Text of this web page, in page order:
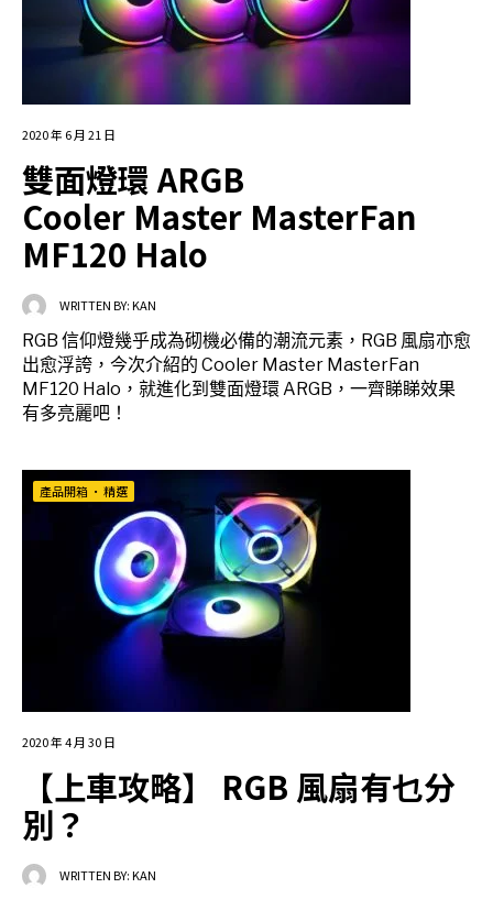
2020 年 6 月 21 日
雙面燈環 ARGB
Cooler Master MasterFan
MF120 Halo
WRITTEN BY:KAN
RGB 信仰燈幾乎成為砌機必備的潮流元素，RGB 風扇亦愈
出愈浮誇，今次介紹的 Cooler Master MasterFan
MF120 Halo，就進化到雙面燈環 ARGB，一齊睇睇效果
有多亮麗吧！
產品開箱 • 精選
2020 年 4 月 30 日
【上車攻略】 RGB 風扇有乜分
別？
WRITTEN BY:KAN